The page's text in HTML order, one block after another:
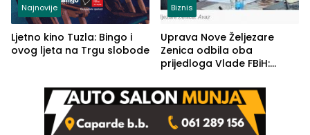
Najnovije
Ljetno kino Tuzla: Bingo i
ovog ljeta na Trgu slobode
Biznis
Uprava Nove Željezare
Zenica odbila oba
prijedloga Vlade FBiH:
rješenje